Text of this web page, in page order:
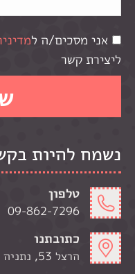
אני מסכים/ה ל
ליצירת קשר
נשמח להיות
טלפון
09-862-7296
כתובתנו
הרצל 53, נתניה